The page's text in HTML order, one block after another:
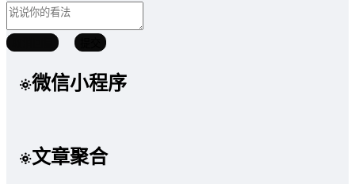
微信小程序
文章聚合